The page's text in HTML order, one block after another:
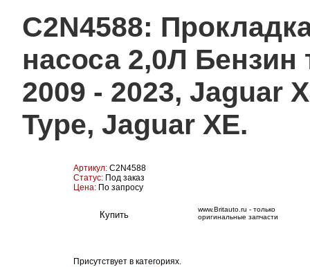
C2N4588:
насоса 2,0Л Бензин
2009 - 2023, Jaguar
Type, Jaguar XE.
Артикул: C2N4588
Статус: Под заказ
Цена: По запросу
www.Britauto.ru - только
оригинальные запчасти
Присутствует в категориях.